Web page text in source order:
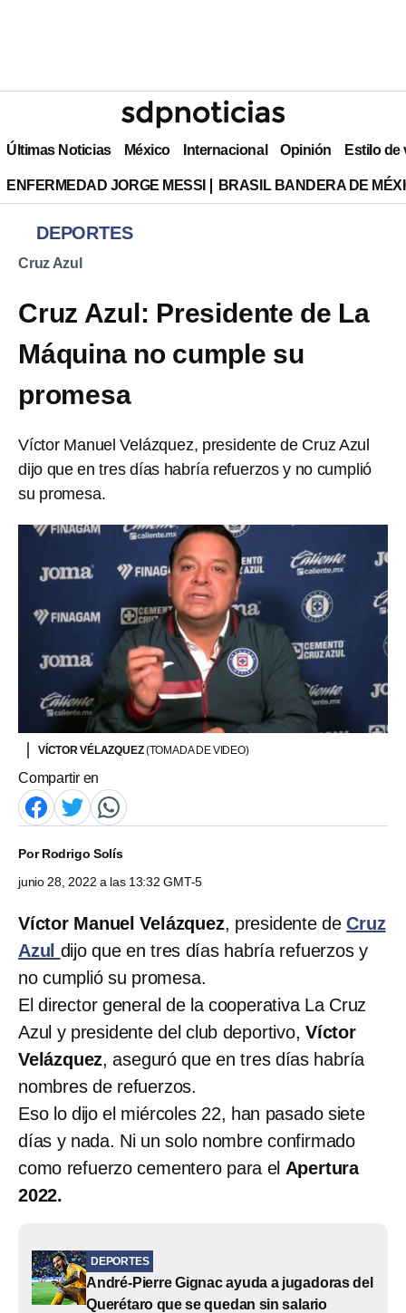
Últimas Noticias México Internacional Opinión Estilo de
ENFERMEDAD JORGE MESSI BRASIL BANDERA DE
DEPORTES
Cruz Azul
Cruz Azul: Presidente de La
Máquina no cumple su
promesa
Víctor Manuel Velázquez, presidente de Cruz Azul
dijo que en tres días habría refuerzos y no cumplió
su promesa.
VÍCTOR VÉLAZQUEZ(TOMADA DE VIDEO)
Compartir en
PorRodrigo Solís
junio 28, 2022 a las 13:32 GMT-5
Víctor Manuel Velázquez, presidente deCruz
Azul dijo que en tres días habría refuerzos y
no cumplió su promesa.
El director general de la cooperativa La Cruz
Azul y presidente del club deportivo, Víctor
Velázquez, aseguró que en tres días habría
nombres de refuerzos.
Eso lo dijo el miércoles 22, han pasado siete
días y nada. Ni un solo nombre confirmado
como refuerzo cementero para el Apertura
2022.
DEPORTES
André-Pierre Gignac ayuda a jugadoras del
Querétaro que se quedan sin salario